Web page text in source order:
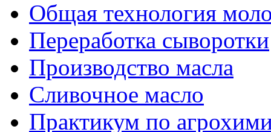
Общая технология
Переработка сыворотки
Производство масла
Сливочное масло
Практикум по